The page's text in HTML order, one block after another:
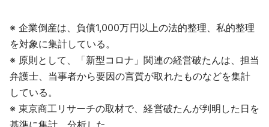
※ 企業倒産は、負債1,000万円以上の法的整理、私的整理
を対象に集計している。
※ 原則として、「新型コロナ」関連の経営破たんは、担当
弁護士、当事者から要因の言質が取れたものなどを集計
している。
※ 東京商工リサーチの取材で、経営破たんが判明した日を